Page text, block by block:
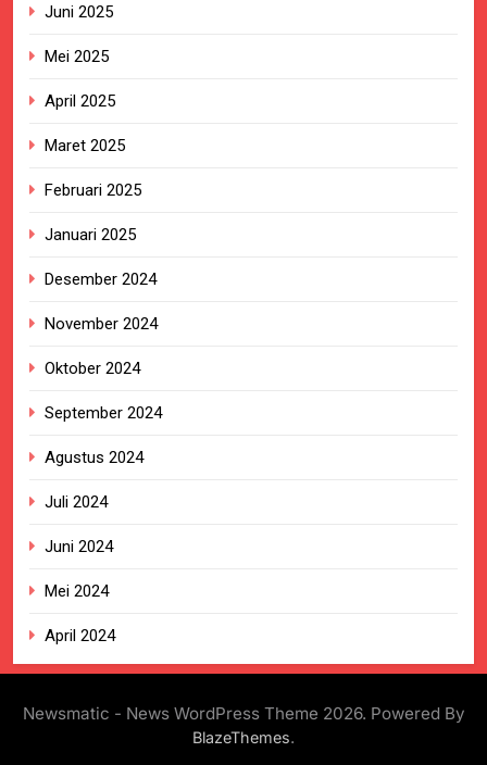
Juni 2025
Mei 2025
April 2025
Maret 2025
Februari 2025
Januari 2025
Desember 2024
November 2024
Oktober 2024
September 2024
Agustus 2024
Juli 2024
Juni 2024
Mei 2024
April 2024
Newsmatic - News WordPress Theme 2026. Powered By
BlazeThemes.